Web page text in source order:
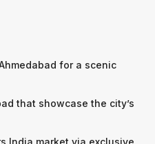
for a scenic
that showcase the city’s
India market via exclusive